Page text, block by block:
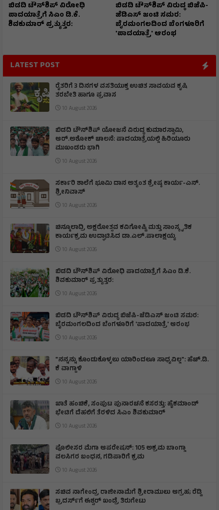
ಬಿಡದಿ ಟೌನ್‌ಶಿಪ್ ವಿರೋಧಿ
ಪಾದಯಾತ್ರೆಗೆ ಸಿಎಂ ಡಿ.ಕೆ.
ಶಿವಕುಮಾರ್ ಪ್ರತ್ಯುತ್ತರ:
ಬಿಡದಿ ಟೌನ್‌ಶಿಪ್ ವಿರುದ್ಧ ಬಿಜೆಪಿ-
ಜೆಡಿಎಸ್ ಜಂಟಿ ಸಮರ:
ಬೈರಮಂಗಲದಿಂದ ಬೆಂಗಳೂರಿಗೆ
'ಪಾದಯಾತ್ರೆ' ಆರಂಭ
LATEST POST
ರೈತರಿಗೆ 3 ದಿನಗಳ ವಸತಿಯುಕ್ತ ಉಚಿತ ಸಾವಯವ ಕೃಷಿ
ತರಬೇತಿ ಹಾಗೂ ಪ್ರವಾಸ
10 August 2026
ಬಿಡದಿ ಟೌನ್‌ಶಿಪ್‌ ಯೋಜನೆ ವಿರುದ್ಧ ಕುಮಾರಸ್ವಾಮಿ,
ಆರ್.ಅಶೋಕ್ ಚಾಲನೆ: ಪಾದಯಾತ್ರೆಯಲ್ಲಿ ಹಿರಿಯೂರು
ಮುಖಂಡರು ಭಾಗಿ
10 August 2026
ಸರ್ಕಾರಿ ಶಾಲೆಗೆ ಭೂಮಿ ದಾನ ಅತ್ಯಂತ ಶ್ರೇಷ್ಠ ಕಾರ್ಯ-ಎನ್.
ಶ್ರೀನಿವಾಸ್
10 August 2026
ಚಿನ್ಮೂಲಾದ್ರಿ ಅಕ್ಷರೋತ್ಸವ ಕವಿಗೋಷ್ಟಿ ಮತ್ತು ಸಾಂಸ್ಕೃತಿಕ
ಕಾರ್ಯಕ್ರಮ ಉದ್ಘಾಟಿಸಿದ ಡಾ.ಎಲ್.ಪಾಲಾಕ್ಷಯ್ಯ
10 August 2026
ಬಿಡದಿ ಟೌನ್‌ಶಿಪ್ ವಿರೋಧಿ ಪಾದಯಾತ್ರೆಗೆ ಸಿಎಂ ಡಿ.ಕೆ.
ಶಿವಕುಮಾರ್ ಪ್ರತ್ಯುತ್ತರ:
10 August 2026
ಬಿಡದಿ ಟೌನ್‌ಶಿಪ್ ವಿರುದ್ಧ ಬಿಜೆಪಿ-ಜೆಡಿಎಸ್ ಜಂಟಿ ಸಮರ:
ಬೈರಮಂಗಲದಿಂದ ಬೆಂಗಳೂರಿಗೆ 'ಪಾದಯಾತ್ರೆ' ಆರಂಭ
10 August 2026
"ನನ್ನನ್ನು ಕೊಂಡುಕೊಳ್ಳಲು ಯಾರಿಂದಲೂ ಸಾಧ್ಯವಿಲ್ಲ": ಹೆಚ್.ಡಿ.
ಕೆ ವಾಗ್ದಾಳಿ
10 August 2026
ಖಾತೆ ಹಂಚಿಕೆ, ಸಂಪುಟ ಪುನಾರಚನೆ ಕಸರತ್ತು: ಹೈಕಮಾಂಡ್
ಭೇಟಿಗೆ ದೆಹಲಿಗೆ ತೆರಳಿದ ಸಿಎಂ ಶಿವಕುಮಾರ್
10 August 2026
ಪೊಲೀಸರ ಮೆಗಾ ಆಪರೇಷನ್: 105 ಅಕ್ರಮ ಬಾಂಗ್ಲಾ
ವಲಸಿಗರ ಬಂಧನ, ಗಡಿಪಾರಿಗೆ ಕ್ರಮ
10 August 2026
ಸಚಿವ ನಾಗೇಂದ್ರ ರಾಜೀನಾಮೆಗೆ ಶ್ರೀರಾಮುಲು ಆಗ್ರಹ; ರೆಡ್ಡಿ
ಬ್ರದರ್ಸ್‌ಗೆ ಈಶ್ವರ್ ಖಂಡ್ರೆ ತಿರುಗೇಟು